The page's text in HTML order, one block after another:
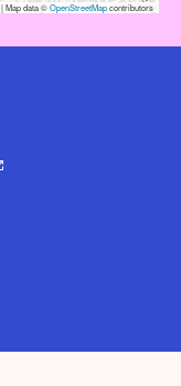
|Map data ©OpenStreetMapcontributors